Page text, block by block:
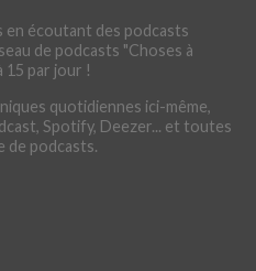
en écoutant des podcasts
de podcasts "Choses à
15 par jour !
quotidiennes ici-même,
Spotify, Deezer... et toutes
de podcasts.